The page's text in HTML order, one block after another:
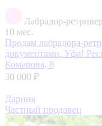
Лабрадор-ретривер
10 мес.
Продам лабрадора-
документами, Уфа!
Комарова, 8
30 000 ₽
Дарина
Частный продавец